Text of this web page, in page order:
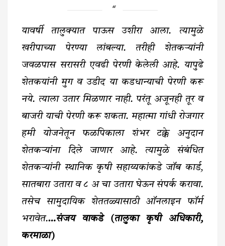
यावर्षी तालुक्यात पाऊस उशीरा आला. त्यामुळे
खरीपाच्या पेरण्या लांबल्या. तरीही शेतकऱ्यांनी
जवळपास सरासरी एवढी पेरणी केलेली आहे. यापुढे
शेतकयांनी मुग व उडीद या कडधान्याची पेरणी करू
नये. त्याला उतार मिळणार नाही. परंतू अजूनही तूर व
बाजरी याची पेरणी करू शकता. महात्मा गांधी रोजगार
हमी योजनेतून फळपिकाला शंभर टक्के अनुदान
शेतकऱ्यांना दिले जाणार आहे. त्यामुळे संबंधित
शेतकऱ्यांनी स्थानिक कृषी सहाय्यकांकडे जॉब कार्ड,
सातबारा उतारा व ८ अ चा उतारा घेऊन संपर्क करावा.
तसेच सामुदायिक शेततळ्यासाठी ऑनलाइन फॉर्म
भरावेत.…संजय वाकडे (तालुका कृषी अधिकारी,
करमाळा)